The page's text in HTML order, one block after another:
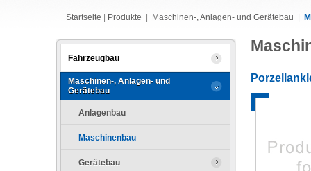
Startseite Produkte Maschinen-, Anlagen- und Gerätebau
Fahrzeugbau
Maschinen-, Anlagen- und
Gerätebau
Anlagenbau
Maschinenbau
Gerätebau